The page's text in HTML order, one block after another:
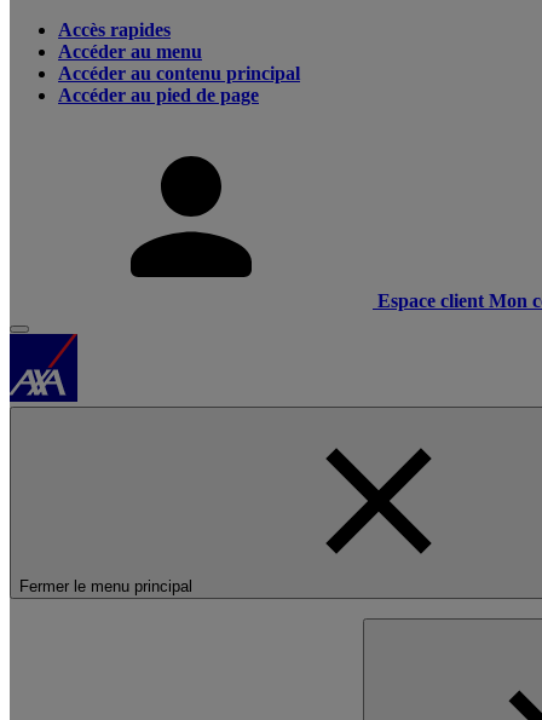
Accès rapides
Accéder au menu
Accéder au contenu principal
Accéder au pied de page
Espace client Mon
Fermer le menu principal